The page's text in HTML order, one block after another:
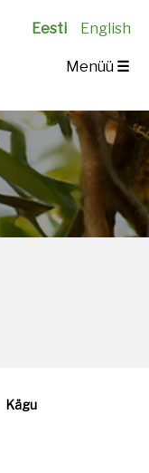
Eesti English
Menüü ☰
Kägu